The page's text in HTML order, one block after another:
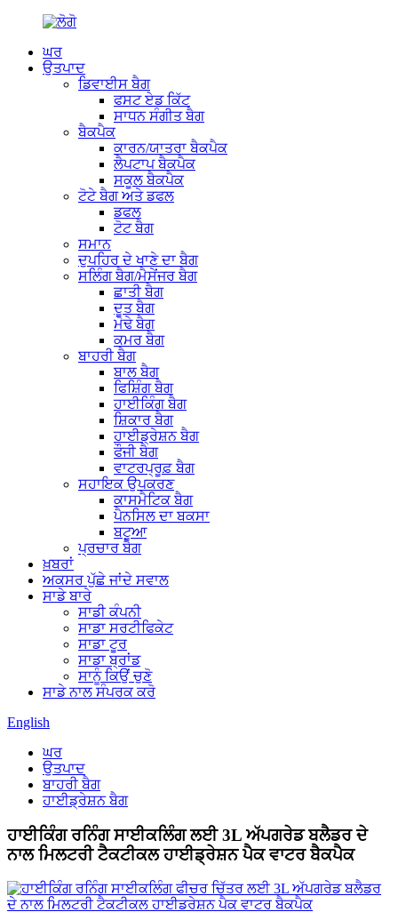
ਘਰ
ਉਤਪਾਦ
ਡਿਵਾਈਸ ਬੈਗ
ਫਸਟ ਏਡ ਕਿੱਟ
ਸਾਧਨ ਸੰਗੀਤ ਬੈਗ
ਬੈਕਪੈਕ
ਕਾਰਨ/ਯਾਤਰਾ ਬੈਕਪੈਕ
ਲੈਪਟਾਪ ਬੈਕਪੈਕ
ਸਕੂਲ ਬੈਕਪੈਕ
ਟੋਟੇ ਬੈਗ ਅਤੇ ਡਫਲ
ਡਫਲ
ਟੋਟ ਬੈਗ
ਸਮਾਨ
ਦੁਪਹਿਰ ਦੇ ਖਾਣੇ ਦਾ ਬੈਗ
ਸਲਿੰਗ ਬੈਗ/ਮੈਸੇਂਜਰ ਬੈਗ
ਛਾਤੀ ਬੈਗ
ਦੂਤ ਬੈਗ
ਮੋਢੇ ਬੈਗ
ਕਮਰ ਬੈਗ
ਬਾਹਰੀ ਬੈਗ
ਬਾਲ ਬੈਗ
ਫਿਸ਼ਿੰਗ ਬੈਗ
ਹਾਈਕਿੰਗ ਬੈਗ
ਸ਼ਿਕਾਰ ਬੈਗ
ਹਾਈਡ੍ਰੇਸ਼ਨ ਬੈਗ
ਫੌਜੀ ਬੈਗ
ਵਾਟਰਪ੍ਰੂਫ਼ ਬੈਗ
ਸਹਾਇਕ ਉਪਕਰਣ
ਕਾਸਮੈਟਿਕ ਬੈਗ
ਪੈਨਸਿਲ ਦਾ ਬਕਸਾ
ਬਟੂਆ
ਪ੍ਰਚਾਰ ਬੈਗ
ਖ਼ਬਰਾਂ
ਅਕਸਰ ਪੁੱਛੇ ਜਾਂਦੇ ਸਵਾਲ
ਸਾਡੇ ਬਾਰੇ
ਸਾਡੀ ਕੰਪਨੀ
ਸਾਡਾ ਸਰਟੀਫਿਕੇਟ
ਸਾਡਾ ਟੂਰ
ਸਾਡਾ ਬ੍ਰਾਂਡ
ਸਾਨੂੰ ਕਿਉਂ ਚੁਣੋ
ਸਾਡੇ ਨਾਲ ਸੰਪਰਕ ਕਰੋ
English
ਘਰ
ਉਤਪਾਦ
ਬਾਹਰੀ ਬੈਗ
ਹਾਈਡ੍ਰੇਸ਼ਨ ਬੈਗ
ਹਾਈਕਿੰਗ ਰਨਿੰਗ ਸਾਈਕਲਿੰਗ ਲਈ 3L ਅੱਪਗਰੇਡ ਬਲੈਡਰ ਦੇ
ਨਾਲ ਮਿਲਟਰੀ ਟੈਕਟੀਕਲ ਹਾਈਡ੍ਰੇਸ਼ਨ ਪੈਕ ਵਾਟਰ ਬੈਕਪੈਕ